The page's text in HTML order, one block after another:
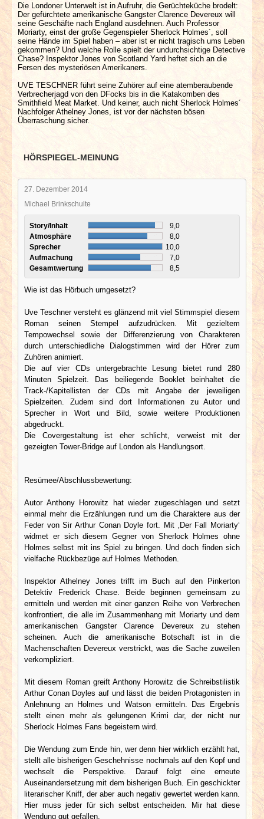
Die Londoner Unterwelt ist in Aufruhr, die Gerüchteküche brodelt:
Der gefürchtete amerikanische Gangster Clarence Devereux will
seine Geschäfte nach England ausdehnen. Auch Professor
Moriarty, einst der große Gegenspieler Sherlock Holmes´, soll
seine Hände im Spiel haben – aber ist er nicht tragisch ums Leben
gekommen? Und welche Rolle spielt der undurchsichtige Detective
Chase? Inspektor Jones von Scotland Yard heftet sich an die
Fersen des mysteriösen Amerikaners.
UVE TESCHNER führt seine Zuhörer auf eine atemberaubende
Verbrecherjagd von den DFocks bis in die Katakomben des
Smithfield Meat Market. Und keiner, auch nicht Sherlock Holmes´
Nachfolger Athelney Jones, ist vor der nächsten bösen
Überraschung sicher.
HÖRSPIEGEL-MEINUNG
27. Dezember 2014
Michael Brinkschulte
Story/Inhalt
9,0
Atmosphäre
8,0
Sprecher
10,0
Aufmachung
7,0
Gesamtwertung
8,5
Wie ist das Hörbuch umgesetzt?
Uve Teschner versteht es glänzend mit viel Stimmspiel diesem
Roman seinen Stempel aufzudrücken. Mit gezieltem
Tempowechsel sowie der Differenzierung von Charakteren
durch unterschiedliche Dialogstimmen wird der Hörer zum
Zuhören animiert.
Die auf vier CDs untergebrachte Lesung bietet rund 280
Minuten Spielzeit. Das beiliegende Booklet beinhaltet die
Track-/Kapitellisten der CDs mit Angabe der jeweiligen
Spielzeiten. Zudem sind dort Informationen zu Autor und
Sprecher in Wort und Bild, sowie weitere Produktionen
abgedruckt.
Die Covergestaltung ist eher schlicht, verweist mit der
gezeigten Tower-Bridge auf London als Handlungsort.
Resümee/Abschlussbewertung:
Autor Anthony Horowitz hat wieder zugeschlagen und setzt
einmal mehr die Erzählungen rund um die Charaktere aus der
Feder von Sir Arthur Conan Doyle fort. Mit ‚Der Fall Moriarty‘
widmet er sich diesem Gegner von Sherlock Holmes ohne
Holmes selbst mit ins Spiel zu bringen. Und doch finden sich
vielfache Rückbezüge auf Holmes Methoden.
Inspektor Athelney Jones trifft im Buch auf den Pinkerton
Detektiv Frederick Chase. Beide beginnen gemeinsam zu
ermitteln und werden mit einer ganzen Reihe von Verbrechen
konfrontiert, die alle im Zusammenhang mit Moriarty und dem
amerikanischen Gangster Clarence Devereux zu stehen
scheinen. Auch die amerikanische Botschaft ist in die
Machenschaften Devereux verstrickt, was die Sache zuweilen
verkompliziert.
Mit diesem Roman greift Anthony Horowitz die Schreibstilistik
Arthur Conan Doyles auf und lässt die beiden Protagonisten in
Anlehnung an Holmes und Watson ermitteln. Das Ergebnis
stellt einen mehr als gelungenen Krimi dar, der nicht nur
Sherlock Holmes Fans begeistern wird.
Die Wendung zum Ende hin, wer denn hier wirklich erzählt hat,
stellt alle bisherigen Geschehnisse nochmals auf den Kopf und
wechselt die Perspektive. Darauf folgt eine erneute
Auseinandersetzung mit dem bisherigen Buch. Ein geschickter
literarischer Kniff, der aber auch negativ gewertet werden kann.
Hier muss jeder für sich selbst entscheiden. Mir hat diese
Wendung gut gefallen.